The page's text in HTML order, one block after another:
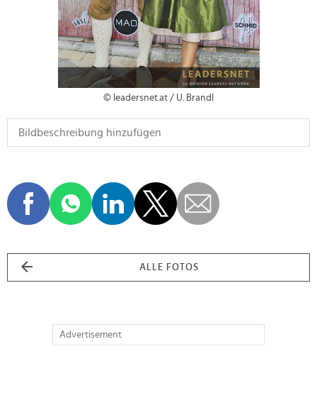
© leadersnet.at / U. Brandl
ALLE FOTOS
Advertisement